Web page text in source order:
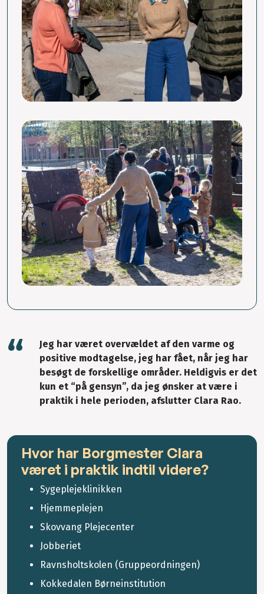
Jeg har været overvældet af den varme og
positive modtagelse, jeg har fået, når jeg har
besøgt de forskellige områder. Heldigvis er det
kun et “på gensyn”, da jeg ønsker at være i
praktik i hele perioden, afslutter Clara Rao.
Hvor har Borgmester Clara
været i praktik indtil videre?
Sygeplejeklinikken
Hjemmeplejen
Skovvang Plejecenter
Jobberiet
Ravnsholtskolen (Gruppeordningen)
Kokkedalen Børneinstitution